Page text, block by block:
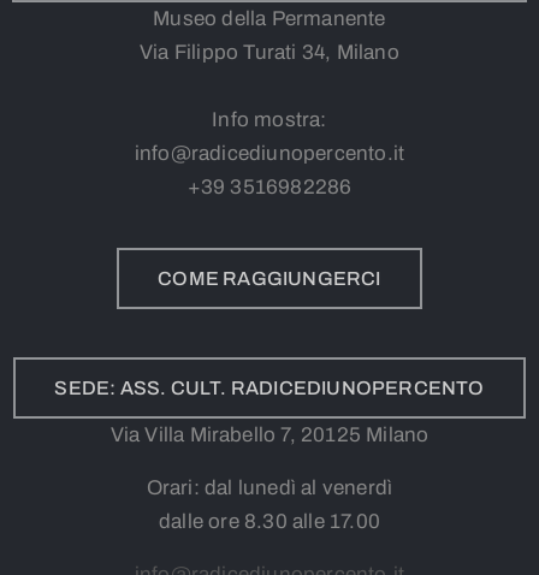
Museo della Permanente
Via Filippo Turati 34, Milano
Info mostra:
info@radicediunopercento.it
+39 3516982286
COME RAGGIUNGERCI
SEDE: ASS. CULT. RADICEDIUNOPERCENTO
Via Villa Mirabello 7, 20125 Milano
Orari: dal lunedì al venerdì
dalle ore 8.30 alle 17.00